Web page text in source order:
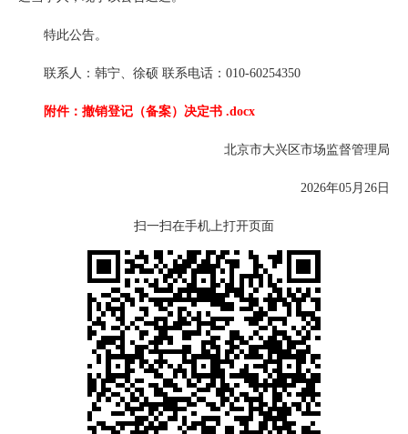
特此公告。
联系人：韩宁、徐硕 联系电话：010-60254350
附件：撤销登记（备案）决定书 .docx
北京市大兴区市场监督管理局
2026年05月26日
扫一扫在手机上打开页面